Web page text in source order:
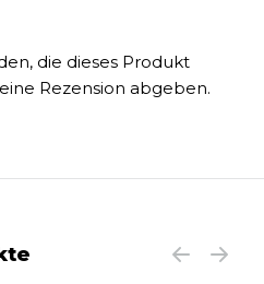
die dieses Produkt
Rezension abgeben.